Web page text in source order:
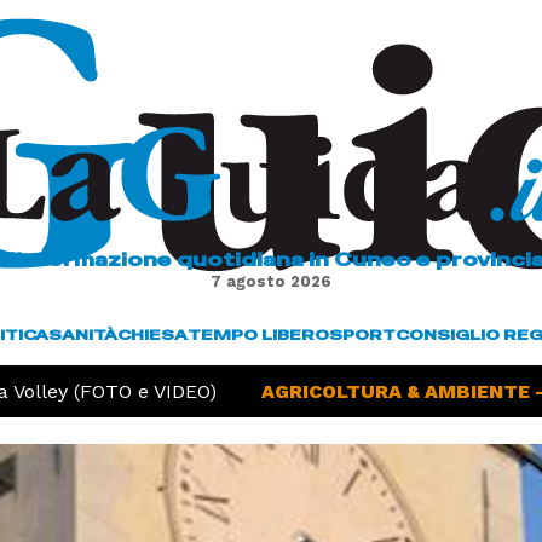
L'informazione quotidiana in Cuneo e
7 agosto 2026
SANITÀCHIESATEMPO LIBEROSPORTCONSIGLIO
(FOTO e VIDEO) AGRICOLTURA & AMBIENTE -